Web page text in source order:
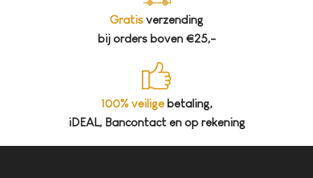
Gratis verzending
bij orders boven €25,-
100% veiligebetaling,
iDEAL, Bancontact en op rekening